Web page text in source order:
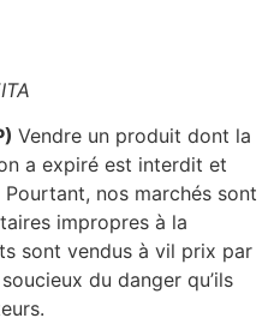
Vendre un produit dont la
a expiré est interdit et
nos marchés sont
impropres à la
sont vendus à vil prix par
du danger qu’ils